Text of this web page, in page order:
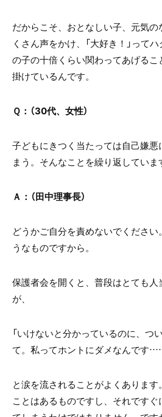
だからこそ、おとなしい子、元気
くさん声をかけ、「大好き！」って
の子の十倍くらい関わってあげる
掛けているんです。
Ｑ：（30代、女性）
子どもにきつく当たっては自己嫌
まう。そんなことを繰り返してい
Ａ：（田中理事長）
どうかご自分を責めないでくださ
うなものですから。
保護者会を開くと、普段はとても
が、
「いけないと分かっているのに、つ
て。私ってホントにダメなんです
と涙を流されることがよくあります
ことはあるものですし、それです